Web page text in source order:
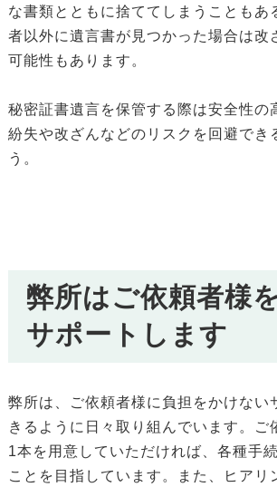
な書類とともに捨ててしまうこともあ
者以外に遺言書が見つかった場合は改
可能性もあります。
秘密証書遺言を保管する際は安全性の
紛失や改ざんなどのリスクを回避でき
う。
弊所はご依頼者様
サポートします
弊所は、ご依頼者様に負担をかけない
きるように日々取り組んでいます。ご
1本を用意していただければ、各種手
ことを目指しています。また、ヒアリ